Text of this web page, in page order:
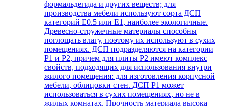
формальдегида и других веществ; для
производства мебели используют сорта ДСП
категорий Е0.5 или Е1, наиболее экологичные.
Древесно-стружечные материалы способны
поглощать влагу, поэтому их используют в сухих
помещениях. ДСП подразделяются на категории
Р1 и Р2, причем для плиты Р2 имеют комплекс
свойств, подходящих для использования внутри
жилого помещения: для изготовления корпусной
мебели, облицовки стен. ДСП Р1 может
использоваться в сухих помещениях, но не в
жилых комнатах. Прочность материала высока